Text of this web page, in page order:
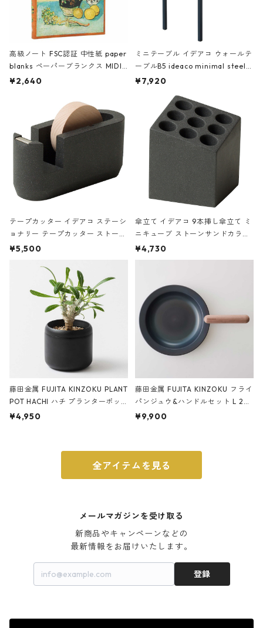
高級ノート FSC認証 中性紙 paper
blanks ペーパーブランクス MIDI
ハードカバー 罫線 ヴァン・ゴッホ
¥2,640
ミニテーブル イデアコ ウォールテ
ーブルB5 ideaco minimal steel f
urniture WALL Table B5 ネイビー
¥7,920
テープカッター イデアコ ステーシ
ョナリー テープカッター ストーン
サンドカラー 石調 ideaco Station
¥5,500
傘立て イデアコ 9本挿し傘立て ミ
ニキューブ ストーンサンドカラー
石調 ideaco Umbrella Stand CUB
E ストーンサンドブラック
¥4,730
藤田金属 FUJITA KINZOKU PLANT
POT HACHI ハチ プランターポッ
ト 3号 ブラック
¥4,950
藤田金属 FUJITA KINZOKU フライ
パンジュウ&ハンドルセット L 24c
m ガス火・IH対応 鉄フライパン
¥9,900
全アイテムを見る
メールマガジンを受け取る
新商品やキャンペーンなどの
最新情報をお届けいたします。
登録